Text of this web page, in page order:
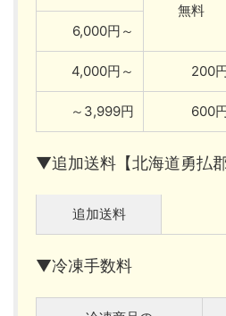
無料
6,000円～
4,000円～
200
～3,999円 600
▼追加送料【北海道勇払郡
追加送料
▼冷凍手数料